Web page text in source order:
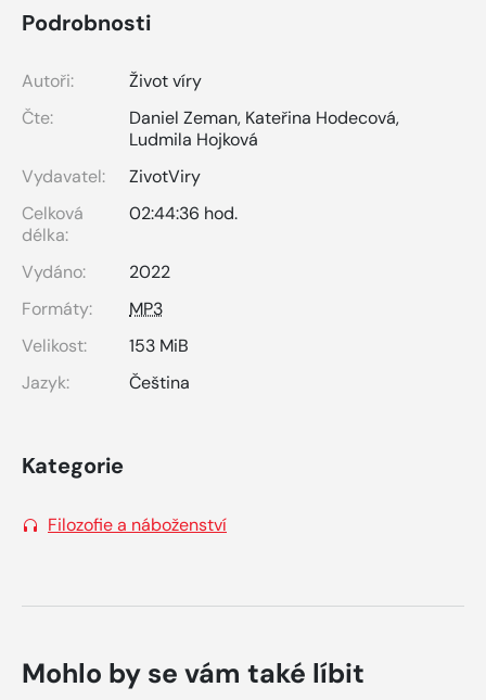
Podrobnosti
Autoři:
Život víry
Čte:
Daniel Zeman, Kateřina Hodecová,
Ludmila Hojková
Vydavatel:
ZivotViry
Celková
délka:
02:44:36 hod.
Vydáno:
2022
Formáty:
MP3
Velikost:
153 MiB
Jazyk:
Čeština
Kategorie
Filozofie a náboženství
Mohlo by se vám také líbit